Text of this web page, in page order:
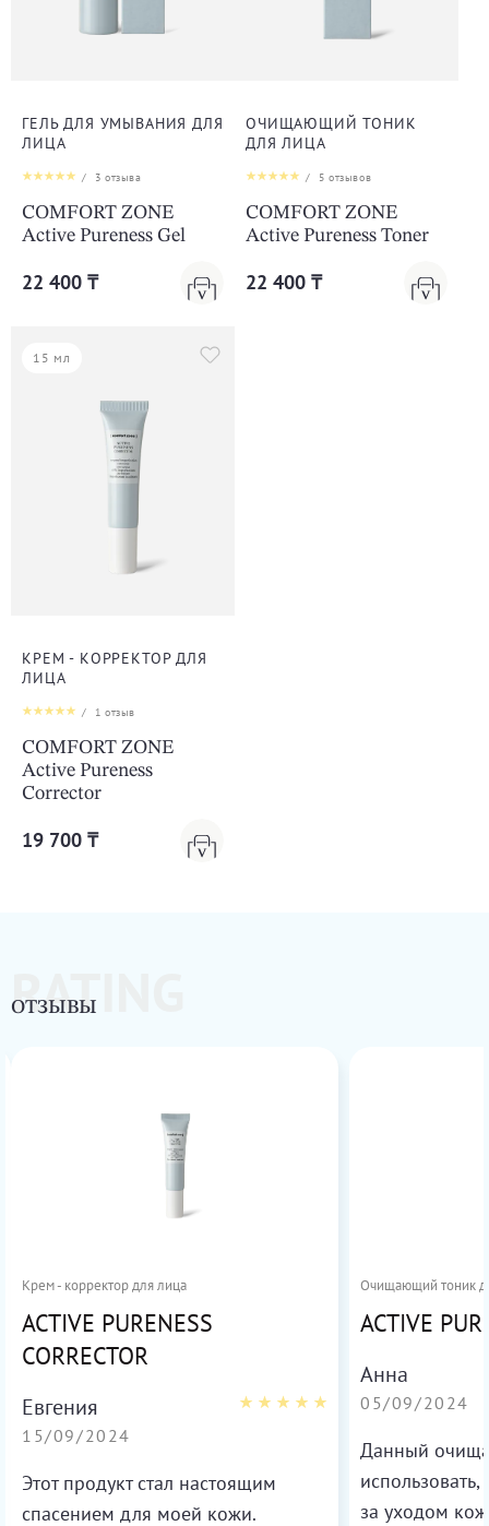
ГЕЛЬ ДЛЯ УМЫВАНИЯ ДЛЯ
ЛИЦА
/ 3 отзыва
COMFORT ZONE
Active Pureness Gel
22 400 ₸
ОЧИЩАЮЩИЙ ТОНИК
ДЛЯ ЛИЦА
/ 5 отзывов
COMFORT ZONE
Active Pureness Toner
22 400 ₸
15 мл
КРЕМ - КОРРЕКТОР ДЛЯ
ЛИЦА
/ 1 отзыв
COMFORT ZONE
Active Pureness
Corrector
19 700 ₸
RATING
ОТЗЫВЫ
Крем - корректор для лица
ACTIVE PURENESS
CORRECTOR
Евгения
15/09/2024
Этот продукт стал настоящим
спасением для моей кожи.
Очищающий тоник
ACTIVE
Анна
05/09/2024
Данный
за уходом